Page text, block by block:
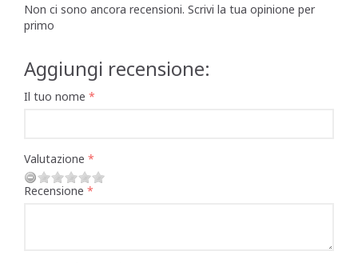
Non ci sono ancora recensioni. Scrivi la tua opinione per
primo
Aggiungi recensione:
Il tuo nome
Valutazione
Recensione